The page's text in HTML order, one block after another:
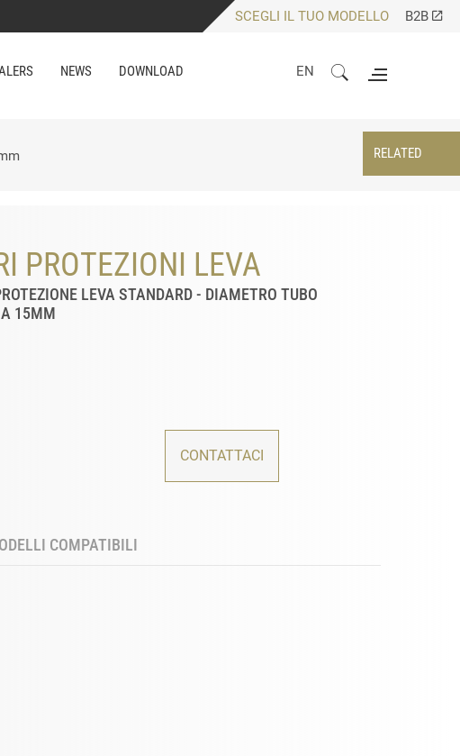
SCEGLI IL TUO MODELLO B2B
NEWS DOWNLOAD EN
RELATED
PROTEZIONI LEVA
LEVA STANDARD - DIAMETRO TUBO
15MM
CONTATTACI
COMPATIBILI